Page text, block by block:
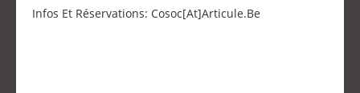
Infos Et Réservations: Cosoc[at]articule.be